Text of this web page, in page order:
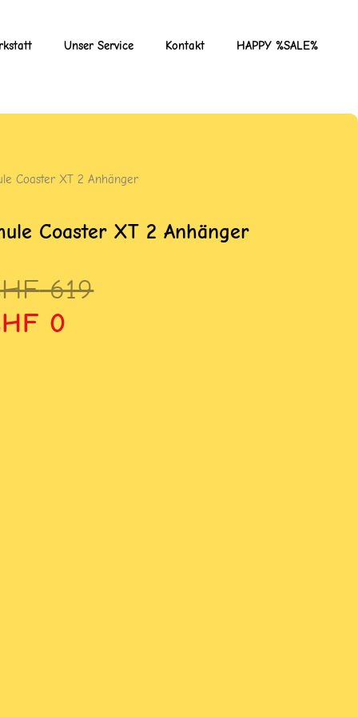
Unser Service Kontakt HAPPY %SALE%
Coaster XT 2 Anhänger
Coaster XT 2 Anhänger
619
0